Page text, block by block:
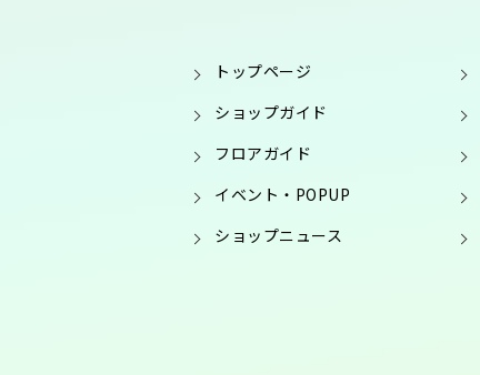
トップページ
ショップガイド
フロアガイド
イベント・POPUP
ショップニュース